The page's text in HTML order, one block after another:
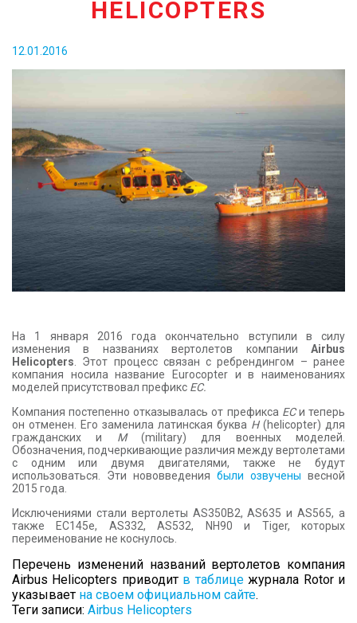
КОНТАКТЫHELICOPTERS
12.01.2016
На 1 января 2016 года окончательно вступили в силу
изменения в названиях вертолетов компании Airbus
Helicopters . Этот процесс связан с ребрендингом – ранее
компания носила название Eurocopter и в наименованиях
моделей присутствовал префикс EC.
Компания постепенно отказывалась от префикса ECи теперь
он отменен. Его заменила латинская буква H(helicopter) для
гражданских и М(military) для военных моделей.
Обозначения, подчеркивающие различия между вертолетами
с одним или двумя двигателями, также не будут
использоваться. Эти нововведения были озвучены весной
2015 года.
Исключениями стали вертолеты AS350B2, AS635 и AS565, а
также EC145e, AS332, AS532, NH90 и Tiger, которых
переименование не коснулось.
Перечень изменений названий вертолетов компания
Airbus Helicopters приводит в таблицежурнала Rotor и
указывает на своем официальном сайте.
Теги записи: Airbus Helicopters